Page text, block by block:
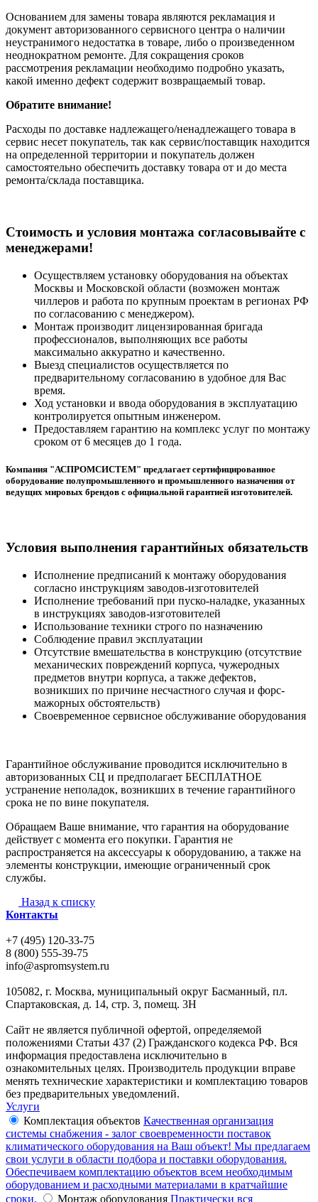
Основанием для замены товара являются рекламация и
документ авторизованного сервисного центра о наличии
неустранимого недостатка в товаре, либо о произведенном
неоднократном ремонте. Для сокращения сроков
рассмотрения рекламации необходимо подробно указать,
какой именно дефект содержит возвращаемый товар.
Обратите внимание!
Расходы по доставке надлежащего/ненадлежащего товара в
сервис несет покупатель, так как сервис/поставщик находится
на определенной территории и покупатель должен
самостоятельно обеспечить доставку товара от и до места
ремонта/склада поставщика.
Cтоимость и условия монтажа согласовывайте с
менеджерами!
Осуществляем установку оборудования на объектах
Москвы и Московской области (возможен монтаж
чиллеров и работа по крупным проектам в регионах РФ
по согласованию с менеджером).
Монтаж производит лицензированная бригада
профессионалов, выполняющих все работы
максимально аккуратно и качественно.
Выезд специалистов осуществляется по
предварительному согласованию в удобное для Вас
время.
Ход установки и ввода оборудования в эксплуатацию
контролируется опытным инженером.
Предоставляем гарантию на комплекс услуг по монтажу
сроком от 6 месяцев до 1 года.
Компания "АСПРОМСИСТЕМ" предлагает сертифицированное
оборудование полупромышленного и промышленного назначения от
ведущих мировых брендов с официальной гарантией изготовителей.
Условия выполнения гарантийных обязательств
Исполнение предписаний к монтажу оборудования
согласно инструкциям заводов-изготовителей
Исполнение требований при пуско-наладке, указанных
в инструкциях заводов-изготовителей
Использование техники строго по назначению
Соблюдение правил эксплуатации
Отсутствие вмешательства в конструкцию (отсутствие
механических повреждений корпуса, чужеродных
предметов внутри корпуса, а также дефектов,
возникших по причине несчастного случая и форс-
мажорных обстоятельств)
Своевременное сервисное обслуживание оборудования
Гарантийное обслуживание проводится исключительно в
авторизованных СЦ и предполагает БЕСПЛАТНОЕ
устранение неполадок, возникших в течение гарантийного
срока не по вине покупателя.
Обращаем Ваше внимание, что гарантия на оборудование
действует с момента его покупки. Гарантия не
распространяется на аксессуары к оборудованию, а также на
элементы конструкции, имеющие ограниченный срок
службы.
Назад к списку
Контакты
+7 (495) 120-33-75
8 (800) 555-39-75
info@aspromsystem.ru
105082, г. Москва, муниципальный округ Басманный, пл.
Спартаковская, д. 14, стр. 3, помещ. 3Н
Сайт не является публичной офертой, определяемой
положениями Статьи 437 (2) Гражданского кодекса РФ. Вся
информация предоставлена исключительно в
ознакомительных целях. Производитель продукции вправе
менять технические характеристики и комплектацию товаров
без предварительных уведомлений.
Услуги
Комплектация объектов Качественная организация
системы снабжения - залог своевременности поставок
климатического оборудования на Ваш объект! Мы предлагаем
свои услуги в области подбора и поставки оборудования.
Обеспечиваем комплектацию объектов всем необходимым
оборудованием и расходными материалами в кратчайшие
сроки.
Монтаж оборудования Практически вся